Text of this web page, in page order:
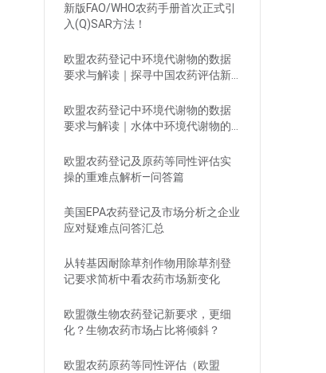
新版FAO/WHO农药手册首次正式引
入(Q)SAR方法！
欧盟农药登记中环境代谢物的数据
要求与解读｜探寻中国农药评估新
欧盟农药登记中环境代谢物的数据
要求与解读｜水体中环境代谢物的
欧盟农药登记及原药等同性评估实
操的重难点解析—问答篇
美国EPA农药登记及市场分析之企业
应对疑难点问答汇总
从转基因耐除草剂作物用除草剂登
记要求简析中看农药市场新变化
欧盟微生物农药登记新要求，更细
化？生物农药市场占比将倾斜？
欧盟农药原药等同性评估（欧盟